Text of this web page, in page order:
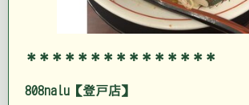
＊＊＊＊＊＊＊＊＊＊＊＊＊＊＊
808nalu【登戸店】